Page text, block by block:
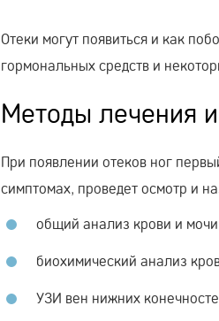
Отеки могут появиться и как
гормональных средств и
Методы лечения
При появлении отеков ног
симптомах, проведет осмотр и
общий анализ крови и
биохимический анализ
УЗИ вен нижних